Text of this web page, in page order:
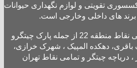
تقویتی و لوازم نگهداری حیوانات
برند های داخلی وخارجی است.
پت شاپ نینی پت به تمامی نقاط منطقه 22 از جمله پارک چیتگرو
دهکده المپیک ، شهرک خرازی،
دریاچه چیتگر و تمامی نقاط تهران